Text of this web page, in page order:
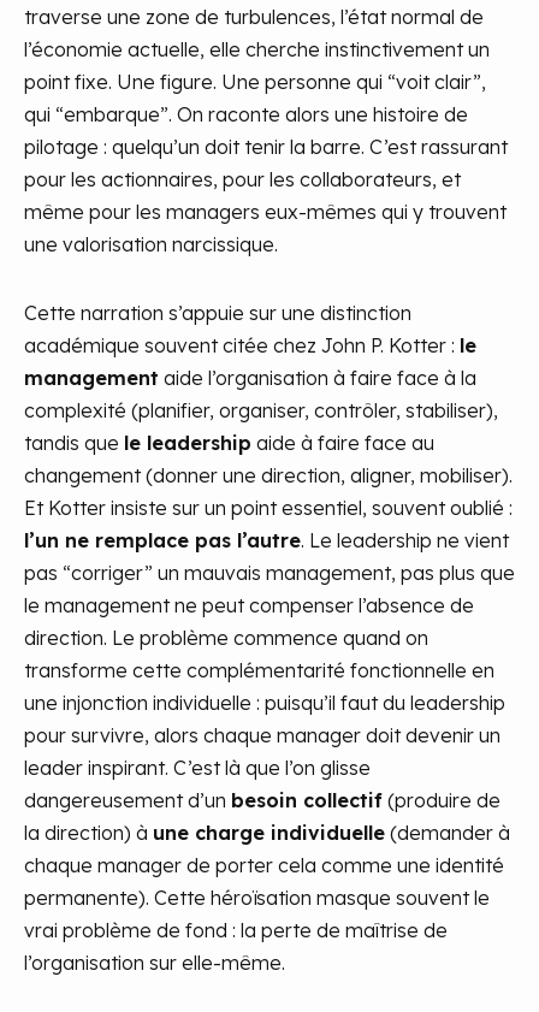
traverse une zone de turbulences, l’état normal de
l’économie actuelle, elle cherche instinctivement un
point fixe. Une figure. Une personne qui “voit clair”,
qui “embarque”. On raconte alors une histoire de
pilotage : quelqu’un doit tenir la barre. C’est rassurant
pour les actionnaires, pour les collaborateurs, et
même pour les managers eux-mêmes qui y trouvent
une valorisation narcissique.
Cette narration s’appuie sur une distinction
académique souvent citée chez John P. Kotter : le
management aide l’organisation à faire face à la
complexité (planifier, organiser, contrôler, stabiliser),
tandis que le leadership aide à faire face au
changement (donner une direction, aligner, mobiliser).
Et Kotter insiste sur un point essentiel, souvent oublié :
l’un ne remplace pas l’autre. Le leadership ne vient
pas “corriger” un mauvais management, pas plus que
le management ne peut compenser l’absence de
direction. Le problème commence quand on
transforme cette complémentarité fonctionnelle en
une injonction individuelle : puisqu’il faut du leadership
pour survivre, alors chaque manager doit devenir un
leader inspirant. C’est là que l’on glisse
dangereusement d’un besoin collectif (produire de
la direction) à une charge individuelle (demander à
chaque manager de porter cela comme une identité
permanente). Cette héroïsation masque souvent le
vrai problème de fond : la perte de maîtrise de
l’organisation sur elle-même.